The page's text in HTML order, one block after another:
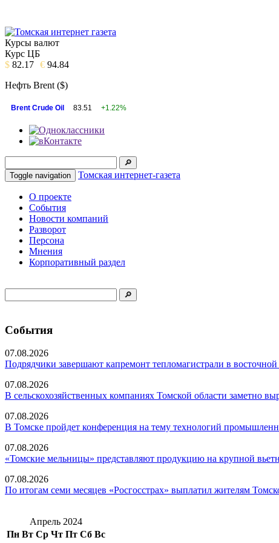
Курсы валют
Курс ЦБ
$ 82.17 € 94.84
Нефть Brent ($)
Brent Crude Oil 83.51 +1.22%
Toggle navigation Томская интернет-газета
О проекте
События
Новости компаний
Разворот
Персона
Мнения
Корпоративный раздел
События
07.08.2026
Подрядчики завершают капремонт тепломагистрали в восточной
07.08.2026
В сельскохозяйственных компаниях Томской области заметно
07.08.2026
В Томске пройдет конференция на тему технологий
07.08.2026
«Томские мельницы» представляют продукцию на крупной
07.08.2026
По итогам семи месяцев «Росгосстрах» выплатил жителям
Апрель 2024
Пн Вт Ср Чт Пт Сб Вс